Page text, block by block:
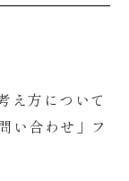
え方について
い合わせ」フ